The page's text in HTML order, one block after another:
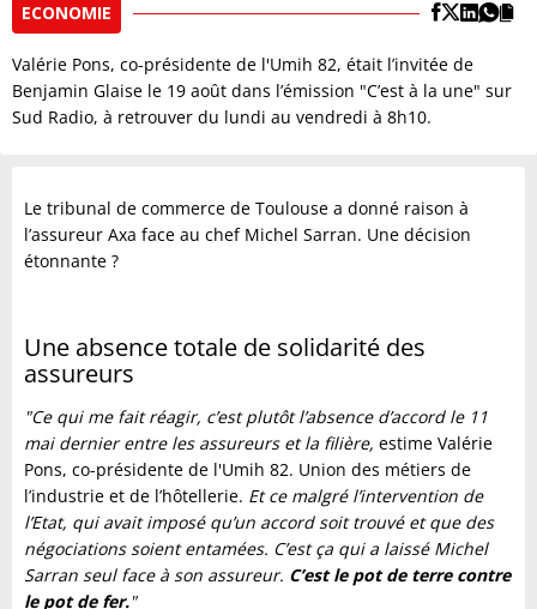
ECONOMIE
Valérie Pons, co-présidente de l'Umih 82, était l’invitée de
Benjamin Glaise le 19 août dans l’émission "C’est à la une" sur
Sud Radio, à retrouver du lundi au vendredi à 8h10.
Le tribunal de commerce de Toulouse a donné raison à
l’assureur Axa face au chef Michel Sarran. Une décision
étonnante ?
Une absence totale de solidarité des
assureurs
"Ce qui me fait réagir, c’est plutôt l’absence d’accord le 11
mai dernier entre les assureurs et la filière, estime Valérie
Pons, co-présidente de l'Umih 82. Union des métiers de
l’industrie et de l’hôtellerie. Et ce malgré l’intervention de
l’Etat, qui avait imposé qu’un accord soit trouvé et que des
négociations soient entamées. C’est ça qui a laissé Michel
Sarran seul face à son assureur. C’est le pot de terre contre
le pot de fer."